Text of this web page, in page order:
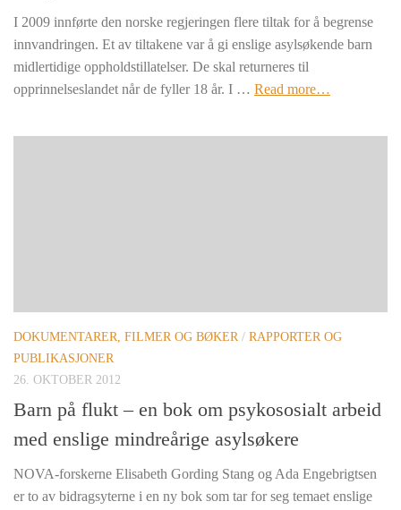
I 2009 innførte den norske regjeringen flere tiltak for å begrense
innvandringen. Et av tiltakene var å gi enslige asylsøkende barn
midlertidige oppholdstillatelser. De skal returneres til
opprinnelseslandet når de fyller 18 år. I … Read more…
DOKUMENTARER, FILMER OG BØKER / RAPPORTER OG
PUBLIKASJONER
26. OKTOBER 2012
Barn på flukt – en bok om psykososialt arbeid
med enslige mindreårige asylsøkere
NOVA-forskerne Elisabeth Gording Stang og Ada Engebrigtsen
er to av bidragsyterne i en ny bok som tar for seg temaet enslige